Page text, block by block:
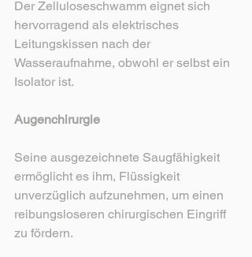
Der Zelluloseschwamm eignet sich
hervorragend als elektrisches
Leitungskissen nach der
Wasseraufnahme, obwohl er selbst ein
Isolator ist.
Augenchirurgie
Seine ausgezeichnete Saugfähigkeit
ermöglicht es ihm, Flüssigkeit
unverzüglich aufzunehmen, um einen
reibungsloseren chirurgischen Eingriff
zu fördern.